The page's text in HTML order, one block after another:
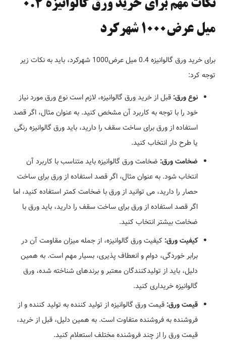
نکات مهم برای خرید ورق گالوانیزه 0.4
میل عرض1000 شهرکرد
برای خرید ورق گالوانیزه 0.4 میل عرض1000 شهرکرد، باید به نکات زیر
توجه کرد:
نوع ورق: قبل از خرید ورق گالوانیزه، لازم است نوع ورق مورد نیاز
خود را با توجه به کاربرد آن مشخص کنید. به عنوان مثال، اگر قصد
استفاده از ورق برای ساخت سقف را دارید، باید ورق گالوانیزه رنگی
یا طرح دار انتخاب کنید.
ضخامت ورق: ضخامت ورق گالوانیزه باید متناسب با کاربرد آن
انتخاب شود. به عنوان مثال، اگر قصد استفاده از ورق برای ساخت
حصار را دارید، می توانید از ورق با ضخامت کمتر استفاده کنید، اما
اگر قصد استفاده از ورق برای ساخت سقف را دارید، باید ورق با
ضخامت بیشتر انتخاب کنید.
کیفیت ورق: کیفیت ورق گالوانیزه، از جمله میزان مقاومت آن در
برابر خوردگی، دوام و انعطاف پذیری، بسیار مهم است. به همین
دلیل، باید از تولیدکنندگان معتبر و برندهای شناخته شده، ورق
گالوانیزه خریداری کنید.
قیمت ورق: قیمت ورق گالوانیزه از تولید کننده به تولید کننده و از
فروشنده به فروشنده متفاوت است. به همین دلیل، قبل از خرید،
قیمت ورق را از چند فروشنده مختلف استعلام کنید.